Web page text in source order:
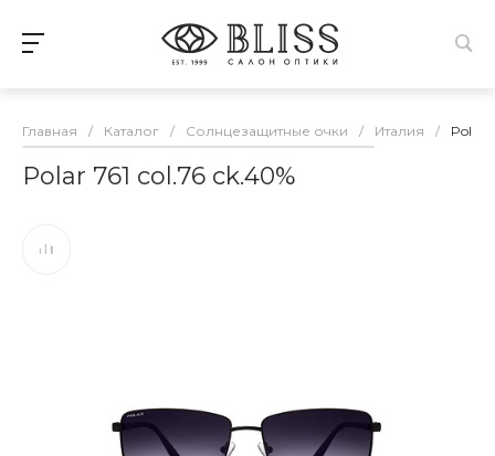
Главная / Каталог / Солнцезащитные очки / Италия / Polar
Polar 761 col.76 ck.40%